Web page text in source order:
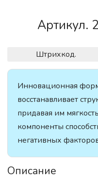
Артикул.
Штрихкод.
Инновационная
восстанавливает
придавая им
компоненты
негативных
Описание